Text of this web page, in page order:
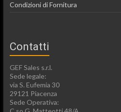
Condizioni di Fornitura
Contatti
GEF Sales s.r.l.
Sede legale:
via S. Eufemia 30
29121 Piacenza
Sede Operativa: